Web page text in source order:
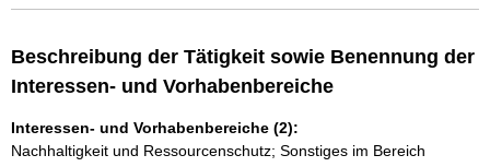
Beschreibung der Tätigkeit sowie Benennung der
Interessen- und Vorhabenbereiche
Interessen- und Vorhabenbereiche (2):
Nachhaltigkeit und Ressourcenschutz; Sonstiges im Bereich